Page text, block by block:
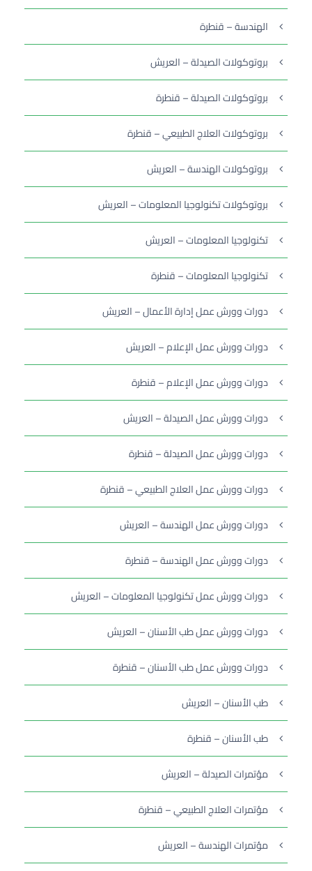
الهندسة – قنطرة
بروتوكولات الصيدلة – العريش
بروتوكولات الصيدلة – قنطرة
بروتوكولات العلاج الطبيعي – قنطرة
بروتوكولات الهندسة – العريش
بروتوكولات تكنولوجيا المعلومات – العريش
تكنولوجيا المعلومات – العريش
تكنولوجيا المعلومات – قنطرة
دورات وورش عمل إدارة الأعمال – العريش
دورات وورش عمل الإعلام – العريش
دورات وورش عمل الإعلام – قنطرة
دورات وورش عمل الصيدلة – العريش
دورات وورش عمل الصيدلة – قنطرة
دورات وورش عمل العلاج الطبيعي – قنطرة
دورات وورش عمل الهندسة – العريش
دورات وورش عمل الهندسة – قنطرة
دورات وورش عمل تكنولوجيا المعلومات – العريش
دورات وورش عمل طب الأسنان – العريش
دورات وورش عمل طب الأسنان – قنطرة
طب الأسنان – العريش
طب الأسنان – قنطرة
مؤتمرات الصيدلة – العريش
مؤتمرات العلاج الطبيعي – قنطرة
مؤتمرات الهندسة – العريش